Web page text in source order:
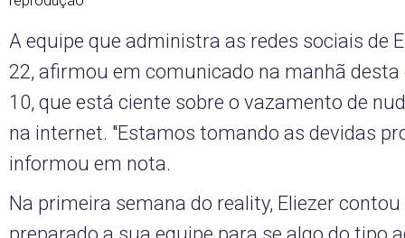
A equipe que administra as redes sociais de
22, afirmou em comunicado na manhã
10, que está ciente sobre o vazamento de
na internet. "Estamos tomando as devidas
informou em nota.
Na primeira semana do reality, Eliezer